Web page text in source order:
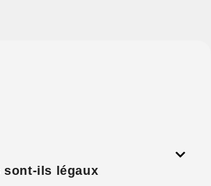
sont-ils légaux